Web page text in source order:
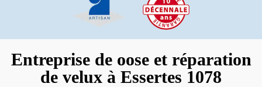
Entreprise de oose et réparation
de velux à Essertes 1078